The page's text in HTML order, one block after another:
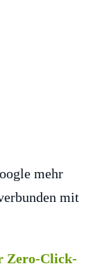
mehr
mit
Zero-Click-